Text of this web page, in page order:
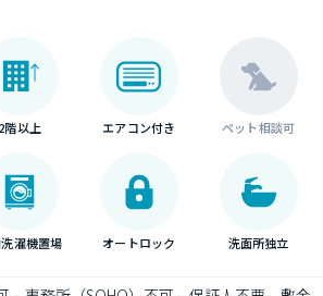
2階以上 エアコン付き ペット相談可
濯機置場 オートロック 洗面所独立